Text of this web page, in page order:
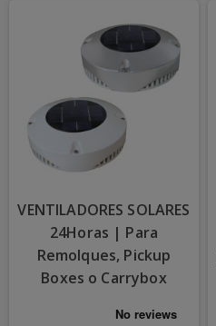
VENTILADORES SOLARES
24Horas | Para
Remolques, Pickup
Boxes o Carrybox